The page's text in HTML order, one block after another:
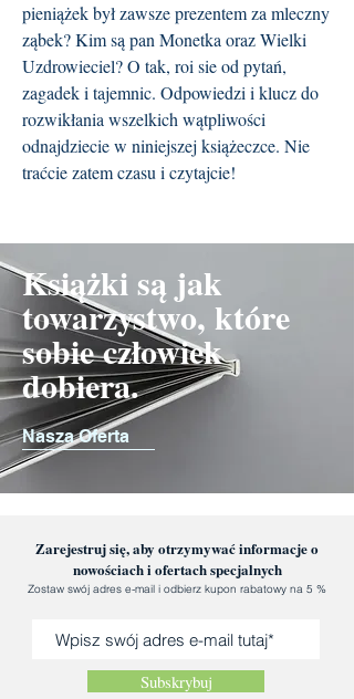
pieniążek był zawsze prezentem za mleczny
ząbek? Kim są pan Monetka oraz Wielki
Uzdrowieciel? O tak, roi sie od pytań,
zagadek i tajemnic. Odpowiedzi i klucz do
rozwikłania wszelkich wątpliwości
odnajdziecie w niniejszej książeczce. Nie
traćcie zatem czasu i czytajcie!
Książki są jak
towarzystwo, które
sobie człowiek
dobiera.
Nasza Oferta
Zarejestruj się, aby otrzymywać informacje o
nowościach i ofertach specjalnych
Zostaw swój adres e-mail i odbierz kupon rabatowy na 5 %
Subskrybuj